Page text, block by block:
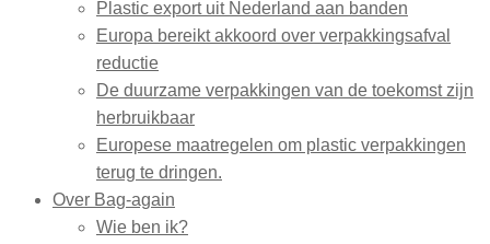
Plastic export uit Nederland aan banden
Europa bereikt akkoord over verpakkingsafval
reductie
De duurzame verpakkingen van de toekomst zijn
herbruikbaar
Europese maatregelen om plastic verpakkingen
terug te dringen.
Over Bag-again
Wie ben ik?